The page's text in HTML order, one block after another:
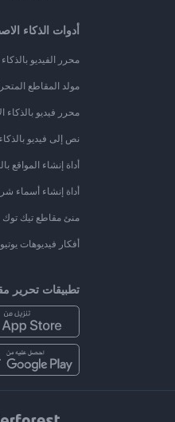
أدوات الذكاء
محرر الفيديو
مولد المقاطع
محرر فيديو بالذكاء
نص إلى فيديو
أداة إنشاء المواقع
أداة إنشاء أسماء
منئ مقاطع تيك توك
أفكار فيديوهات
تطبيقات تحرير